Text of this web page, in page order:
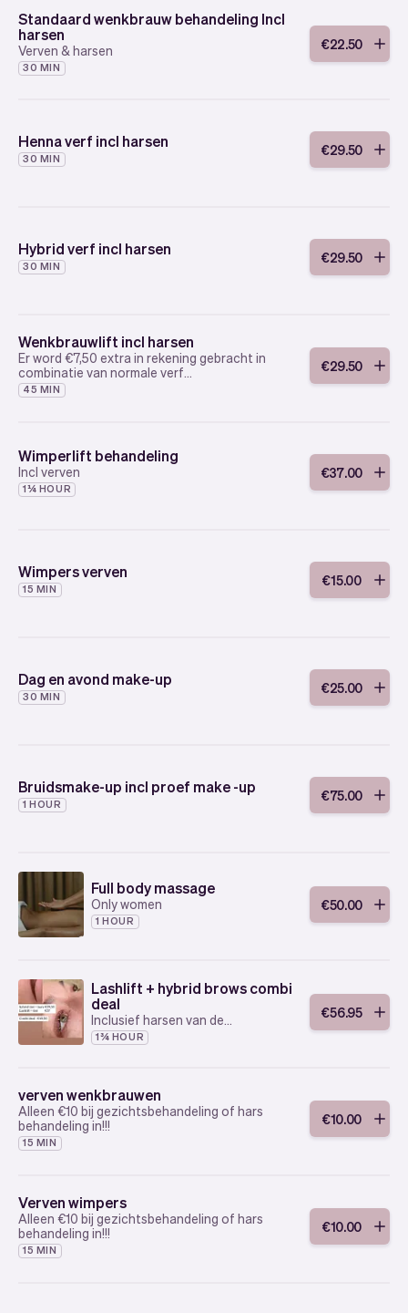
Standaard wenkbrauw behandeling Incl
harsen
Verven & harsen
30 MIN
€22.50
Henna verf incl harsen
30 MIN
€29.50
Hybrid verf incl harsen
30 MIN
€29.50
Wenkbrauwlift incl harsen
Er word €7,50 extra in rekening gebracht in
combinatie van normale verf
Er word €12,- extra in rekening gebracht in
combinatie met de hybrid tint
45 MIN
€29.50
Wimperlift behandeling
Incl verven
1¼ HOUR
€37.00
Wimpers verven
15 MIN
€15.00
Dag en avond make-up
30 MIN
€25.00
Bruidsmake-up incl proef make -up
1 HOUR
€75.00
Full body massage
Only women
1 HOUR
€50.00
Lashlift + hybrid brows combi
deal
Inclusief harsen van de
wenkbrauwen en verven van de
wimpers!
1¾ HOUR
€56.95
verven wenkbrauwen
Alleen €10 bij gezichtsbehandeling of hars
behandeling in!!!
15 MIN
€10.00
Verven wimpers
Alleen €10 bij gezichtsbehandeling of hars
behandeling in!!!
15 MIN
€10.00